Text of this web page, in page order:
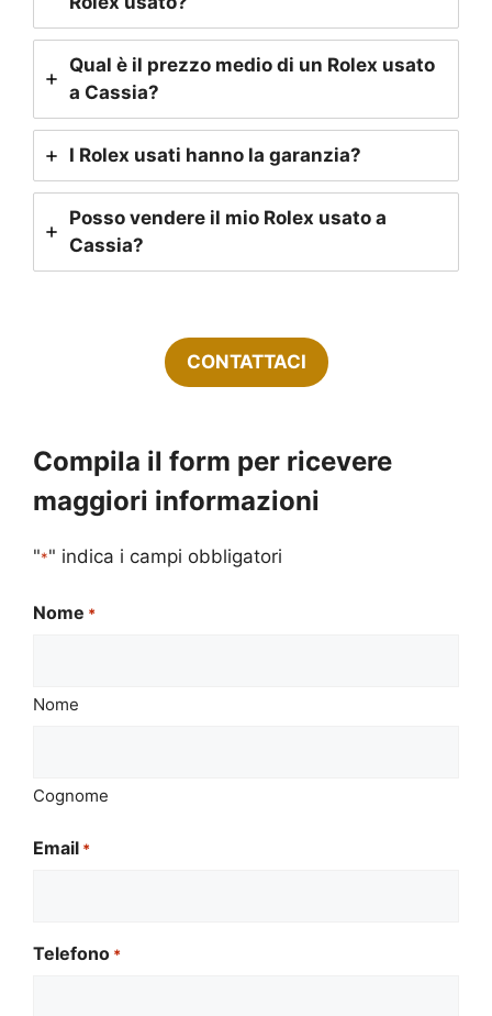
Qual è il prezzo medio di un Rolex usato
a Cassia?
I Rolex usati hanno la garanzia?
Posso vendere il mio Rolex usato a
Cassia?
CONTATTACI
Compila il form per ricevere
maggiori informazioni
"*" indica i campi obbligatori
Nome *
Nome
Cognome
Email *
Telefono *